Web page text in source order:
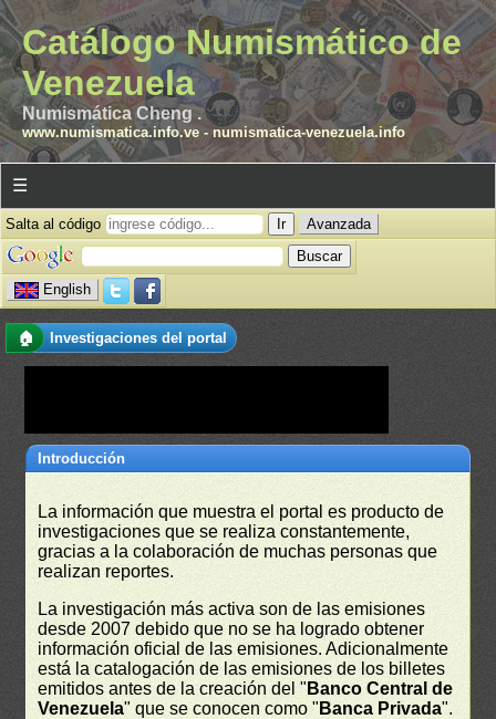
Catálogo Numismático de
Venezuela
Numismática Cheng .
www.numismatica.info.ve- numismatica-venezuela.info
☰
Salta al código Avanzada
English
🏠 Investigaciones del portal
Introducción
La información que muestra el portal es producto de
investigaciones que se realiza constantemente,
gracias a la colaboración de muchas personas que
realizan reportes.
La investigación más activa son de las emisiones
desde 2007 debido que no se ha logrado obtener
información oficial de las emisiones. Adicionalmente
está la catalogación de las emisiones de los billetes
emitidos antes de la creación del " Banco Central de
Venezuela" que se conocen como " Banca Privada".